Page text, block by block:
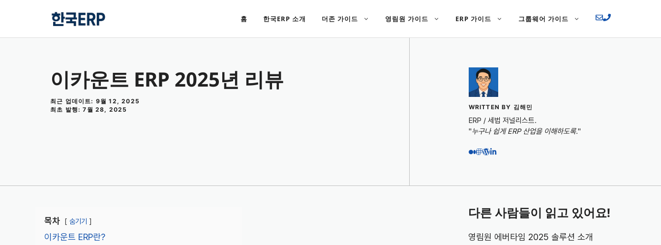
홈 한국ERP 소개 더존 가이드 영림원 가이드 ERP 가이드 그룹웨어 가이드
이카운트 ERP 2025년 리뷰
최근 업데이트: 9월 12, 2025
최초 발행: 7월 28, 2025
WRITTEN BY 김해민
ERP / 세법 저널리스트.
"누구나 쉽게 ERP 산업을 이해하도록."
목차 숨기기
이카운트 ERP란?
다른 사람들이 읽고 있어요!
영림원 에버타임 2025 솔루션 소개